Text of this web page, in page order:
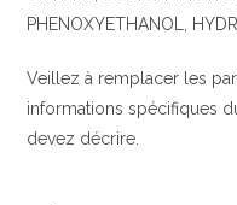
PHENOXYETHANOL,
Veillez à remplacer les
informations spécifiques
devez décrire.